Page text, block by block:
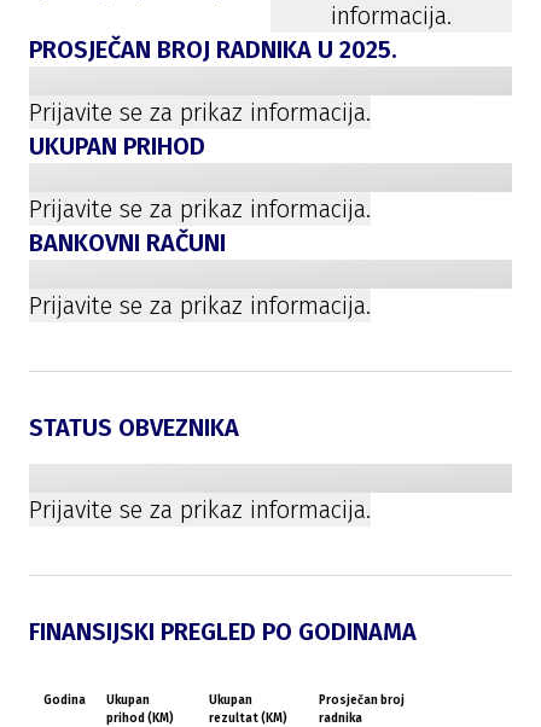
informacija.
PROSJEČAN BROJ RADNIKA U 2025.
Prijavite se za prikaz informacija.
UKUPAN PRIHOD
Prijavite se za prikaz informacija.
BANKOVNI RAČUNI
Prijavite se za prikaz informacija.
STATUS OBVEZNIKA
Prijavite se za prikaz informacija.
FINANSIJSKI PREGLED PO GODINAMA
Godina
Ukupan
prihod (KM)
Ukupan
rezultat (KM)
Prosječan broj
radnika